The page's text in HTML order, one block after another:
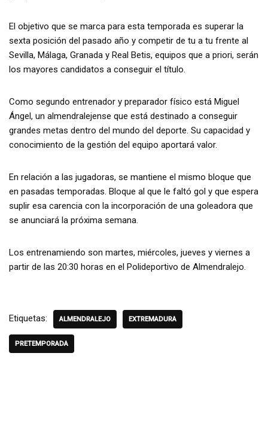
El objetivo que se marca para esta temporada es superar la
sexta posición del pasado año y competir de tu a tu frente al
Sevilla, Málaga, Granada y Real Betis, equipos que a priori, serán
los mayores candidatos a conseguir el título.
Como segundo entrenador y preparador físico está Miguel
Ángel, un almendralejense que está destinado a conseguir
grandes metas dentro del mundo del deporte. Su capacidad y
conocimiento de la gestión del equipo aportará valor.
En relación a las jugadoras, se mantiene el mismo bloque que
en pasadas temporadas. Bloque al que le faltó gol y que espera
suplir esa carencia con la incorporación de una goleadora que
se anunciará la próxima semana.
Los entrenamiendo son martes, miércoles, jueves y viernes a
partir de las 20:30 horas en el Polideportivo de Almendralejo.
Etiquetas: ALMENDRALEJO EXTREMADURA
PRETEMPORADA